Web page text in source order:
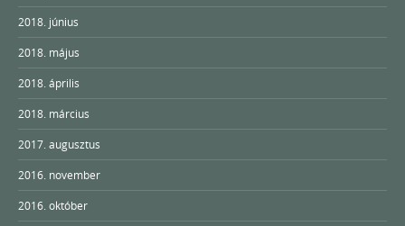
2018. június
2018. május
2018. április
2018. március
2017. augusztus
2016. november
2016. október